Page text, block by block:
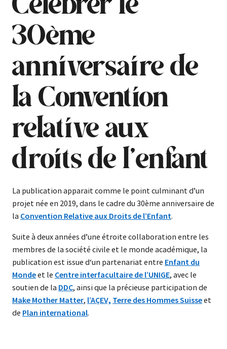
30ème
anniversaire de
la Convention
relative aux
droits de l’enfant
La publication apparait comme le point culminant d’un
projet née en 2019, dans le cadre du 30ème anniversaire de
la Convention Relative aux Droits de l’Enfant.
Suite à deux années d’une étroite collaboration entre les
membres de la société civile et le monde académique, la
publication est issue d‘un partenariat entre Enfant du
Mondeet le Centre interfacultaire de l’UNIGE, avec le
soutien de la DDC, ainsi que la précieuse participation de
Make Mother Matter, l’AÇEV, Terre des Hommes Suisseet
de Plan international.